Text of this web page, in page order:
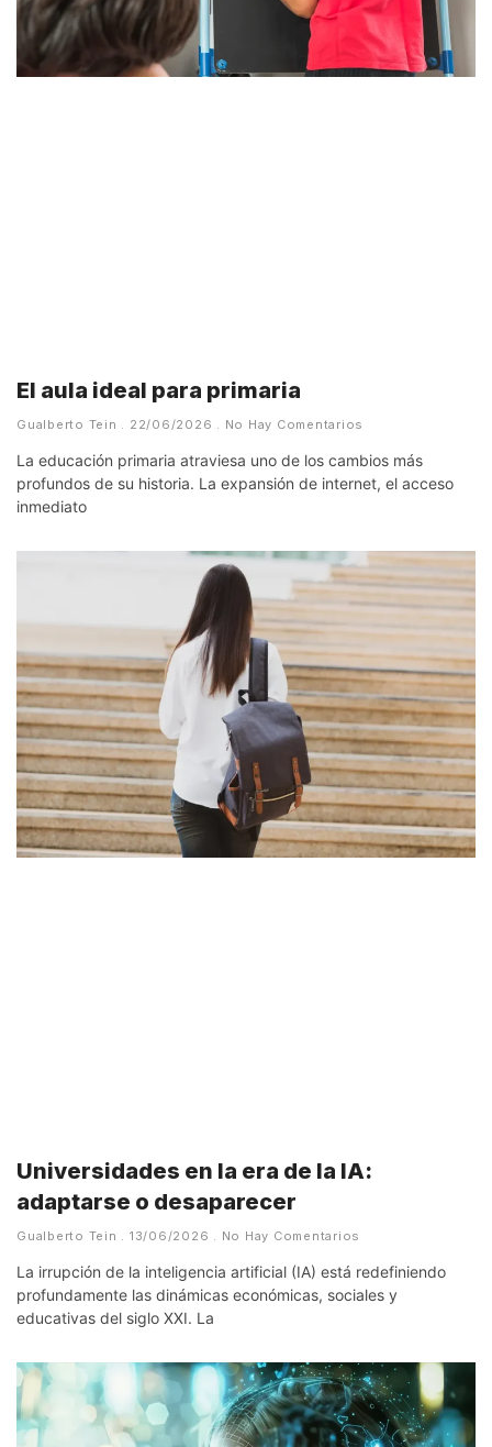
El aula ideal para primaria
Gualberto Tein 22/06/2026 No Hay Comentarios
La educación primaria atraviesa uno de los cambios más
profundos de su historia. La expansión de internet, el acceso
inmediato
Universidades en la era de la IA:
adaptarse o desaparecer
Gualberto Tein 13/06/2026 No Hay Comentarios
La irrupción de la inteligencia artificial (IA) está redefiniendo
profundamente las dinámicas económicas, sociales y
educativas del siglo XXI. La